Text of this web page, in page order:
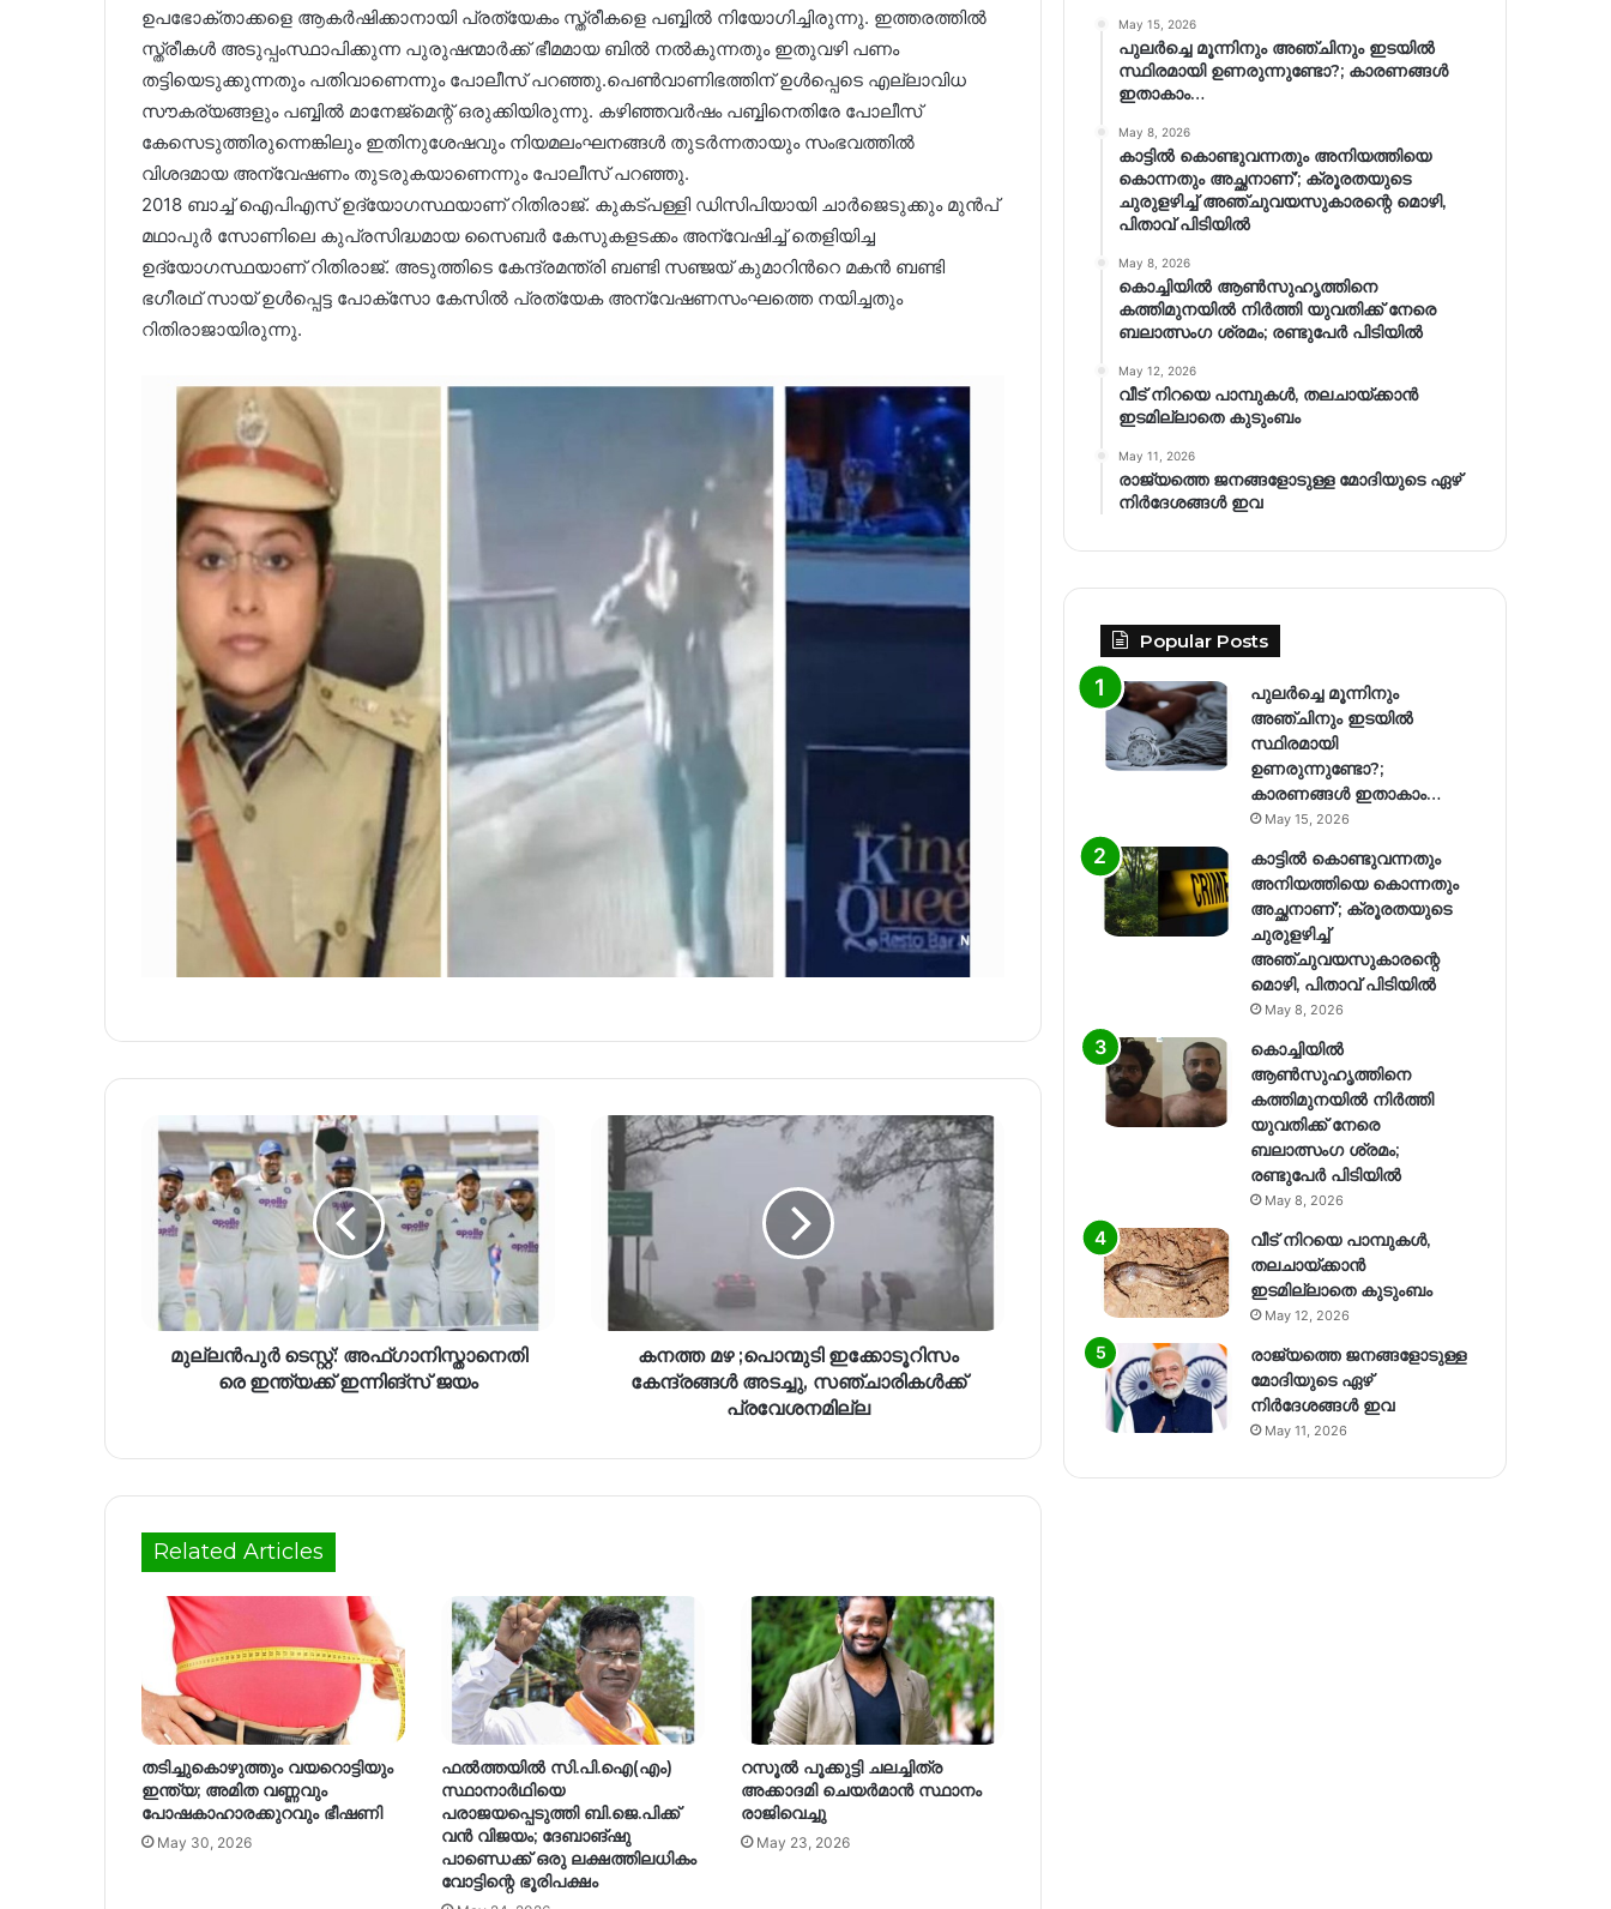
ഉപഭോക്താക്കളെ ആകർഷിക്കാനായി പ്രത്യേകം സ്ത്രീകളെ പബ്ബിൽ നിയോഗിച്ചിരുന്നു. ഇത്തരത്തിൽ
സ്ത്രീകൾ അടുപ്പംസ്ഥാപിക്കുന്ന പുരുഷന്മാർക്ക് ഭീമമായ ബിൽ നൽകുന്നതും ഇതുവഴി പണം
തട്ടിയെടുക്കുന്നതും പതിവാണെന്നും പോലീസ് പറഞ്ഞു.പെൺവാണിഭത്തിന് ഉൾപ്പെടെ എല്ലാവിധ
സൗകര്യങ്ങളും പബ്ബിൽ മാനേജ്‌മെന്റ് ഒരുക്കിയിരുന്നു. കഴിഞ്ഞവർഷം പബ്ബിനെതിരേ പോലീസ്
കേസെടുത്തിരുന്നെങ്കിലും ഇതിനുശേഷവും നിയമലംഘനങ്ങൾ തുടർന്നതായും സംഭവത്തിൽ
വിശദമായ അന്വേഷണം തുടരുകയാണെന്നും പോലീസ് പറഞ്ഞു.
2018 ബാച്ച് ഐപിഎസ് ഉദ്യോഗസ്ഥയാണ് റിതിരാജ്. കുകട്പള്ളി ഡിസിപിയായി ചാർജെടുക്കും മുൻപ്
മഥാപുർ സോണിലെ കുപ്രസിദ്ധമായ സൈബർ കേസുകളടക്കം അന്വേഷിച്ച് തെളിയിച്ച
ഉദ്യോഗസ്ഥയാണ് റിതിരാജ്. അടുത്തിടെ കേന്ദ്രമന്ത്രി ബണ്ടി സഞ്ജയ് കുമാറിന്‍റെ മകൻ ബണ്ടി
ഭഗീരഥ് സായ് ഉൾപ്പെട്ട പോക്‌സോ കേസിൽ പ്രത്യേക അന്വേഷണസംഘത്തെ നയിച്ചതും
റിതിരാജായിരുന്നു.
മു​ല്ല​ൻ​പു​ർ ടെ​സ്റ്റ്: അ​ഫ്ഗാ​നിസ്താനെ​തി​
രെ ഇ​ന്ത്യ​ക്ക് ഇ​ന്നി​ങ്സ് ജ​യം
കനത്ത മഴ ;പൊന്മുടി ഇക്കോടൂറിസം
കേന്ദ്രങ്ങൾ അടച്ചു, സഞ്ചാരികൾക്ക്
പ്രവേശനമില്ല
Related Articles
തടിച്ചുകൊഴുത്തും വയറൊട്ടിയും
ഇന്ത്യ; അമിത വണ്ണവും
പോഷകാഹാരക്കുറവും ഭീഷണി
May 30, 2026
ഫൽത്തയിൽ സി.പി.ഐ(എം)
സ്ഥാനാർഥിയെ
പരാജയപ്പെടുത്തി ബി.ജെ.പിക്ക്
വൻ വിജയം; ദേബാങ്ഷു
പാണ്ഡെക്ക് ഒരു ലക്ഷത്തിലധികം
വോട്ടിന്റെ ഭൂരിപക്ഷം
റസൂൽ പൂക്കുട്ടി ചലച്ചിത്ര
അക്കാദമി ചെയർമാൻ സ്ഥാനം
രാജിവെച്ചു
May 23, 2026
May 15, 2026
പുലർച്ചെ മൂന്നിനും അഞ്ചിനും ഇടയിൽ
സ്ഥിരമായി ഉണരുന്നുണ്ടോ?; കാരണങ്ങള്‍
ഇതാകാം…
May 8, 2026
കാട്ടിൽ കൊണ്ടുവന്നതും അനിയത്തിയെ
കൊന്നതും അച്ഛനാണ്’; ക്രൂരതയുടെ
ചുരുളഴിച്ച് അഞ്ചുവയസുകാരന്റെ മൊഴി,
പിതാവ് പിടിയിൽ
May 8, 2026
കൊച്ചിയിൽ ആൺസുഹൃത്തിനെ
കത്തിമുനയിൽ നിർത്തി യുവതിക്ക് നേരെ
ബലാത്സംഗ​ ശ്രമം; രണ്ടുപേർ പിടിയിൽ
May 12, 2026
വീട് നിറയെ പാമ്പുകൾ, തലചായ്ക്കാൻ
ഇടമില്ലാതെ കുടുംബം
May 11, 2026
രാജ്യത്തെ ജനങ്ങളോടുള്ള മോദിയുടെ ഏഴ്
നിര്‍ദേശങ്ങള്‍ ഇവ
Popular Posts
പുലർച്ചെ മൂന്നിനും
അഞ്ചിനും ഇടയിൽ
സ്ഥിരമായി
ഉണരുന്നുണ്ടോ?;
കാരണങ്ങള്‍ ഇതാകാം…
May 15, 2026
കാട്ടിൽ കൊണ്ടുവന്നതും
അനിയത്തിയെ കൊന്നതും
അച്ഛനാണ്’; ക്രൂരതയുടെ
ചുരുളഴിച്ച്
അഞ്ചുവയസുകാരന്റെ
മൊഴി, പിതാവ് പിടിയിൽ
May 8, 2026
കൊച്ചിയിൽ
ആൺസുഹൃത്തിനെ
കത്തിമുനയിൽ നിർത്തി
യുവതിക്ക് നേരെ
ബലാത്സംഗ​ ശ്രമം;
രണ്ടുപേർ പിടിയിൽ
May 8, 2026
വീട് നിറയെ പാമ്പുകൾ,
തലചായ്ക്കാൻ
ഇടമില്ലാതെ കുടുംബം
May 12, 2026
രാജ്യത്തെ ജനങ്ങളോടുള്ള
മോദിയുടെ ഏഴ്
നിര്‍ദേശങ്ങള്‍ ഇവ
May 11, 2026